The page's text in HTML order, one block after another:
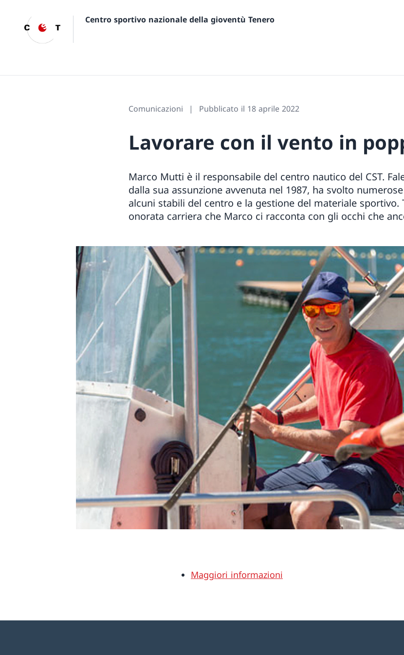
Centro sportivo nazionale della gioventù Tenero
Comunicazioni Pubblicato il 18 aprile 2022
Lavorare con il vento in
Marco Mutti è il responsabile del centro nautico del CST.
dalla sua assunzione avvenuta nel 1987, ha svolto
alcuni stabili del centro e la gestione del materiale sportivo.
onorata carriera che Marco ci racconta con gli occhi che
Maggiori informazioni